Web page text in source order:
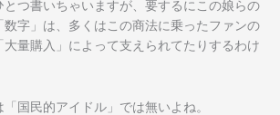
つ書いちゃいますが、要するにこの娘らの
数字」は、多くはこの商法に乗ったファンの
大量購入」によって支えられてたりするわけ
国民的アイドル」では無いよね。